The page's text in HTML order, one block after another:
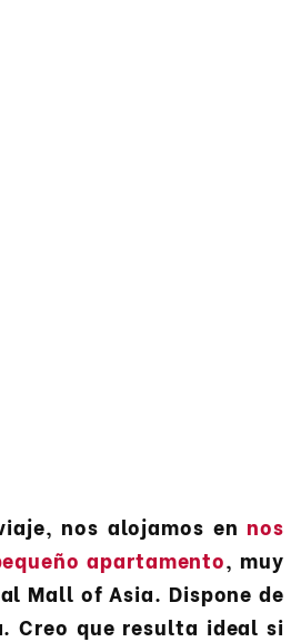
nos alojamos en nos
apartamento, muy
Mall of Asia. Dispone de
Creo que resulta ideal si